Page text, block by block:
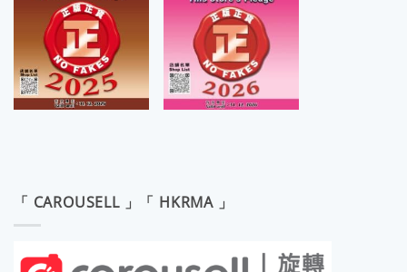
「 CAROUSELL 」「 HKRMA 」